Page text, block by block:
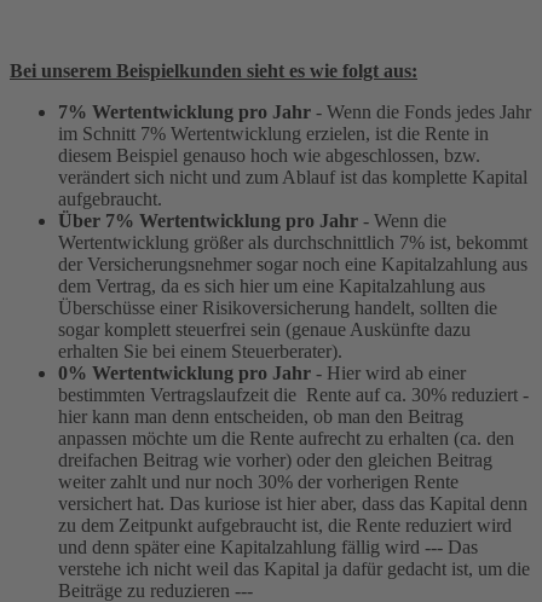
Bei unserem Beispielkunden sieht es wie folgt aus:
7% Wertentwicklung pro Jahr - Wenn die Fonds jedes Jahr
im Schnitt 7% Wertentwicklung erzielen, ist die Rente in
diesem Beispiel genauso hoch wie abgeschlossen, bzw.
verändert sich nicht und zum Ablauf ist das komplette Kapital
aufgebraucht.
Über 7% Wertentwicklung pro Jahr - Wenn die
Wertentwicklung größer als durchschnittlich 7% ist, bekommt
der Versicherungsnehmer sogar noch eine Kapitalzahlung aus
dem Vertrag, da es sich hier um eine Kapitalzahlung aus
Überschüsse einer Risikoversicherung handelt, sollten die
sogar komplett steuerfrei sein (genaue Auskünfte dazu
erhalten Sie bei einem Steuerberater).
0% Wertentwicklung pro Jahr - Hier wird ab einer
bestimmten Vertragslaufzeit die Rente auf ca. 30% reduziert -
hier kann man denn entscheiden, ob man den Beitrag
anpassen möchte um die Rente aufrecht zu erhalten (ca. den
dreifachen Beitrag wie vorher) oder den gleichen Beitrag
weiter zahlt und nur noch 30% der vorherigen Rente
versichert hat. Das kuriose ist hier aber, dass das Kapital denn
zu dem Zeitpunkt aufgebraucht ist, die Rente reduziert wird
und denn später eine Kapitalzahlung fällig wird --- Das
verstehe ich nicht weil das Kapital ja dafür gedacht ist, um die
Beiträge zu reduzieren ---